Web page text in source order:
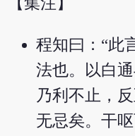
程知曰：“此
法也。以白
乃利不止，
无忌矣。干